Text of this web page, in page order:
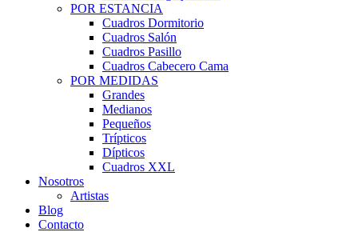
POR ESTANCIA
Cuadros Dormitorio
Cuadros Salón
Cuadros Pasillo
Cuadros Cabecero Cama
POR MEDIDAS
Grandes
Medianos
Pequeños
Trípticos
Dípticos
Cuadros XXL
Nosotros
Artistas
Blog
Contacto